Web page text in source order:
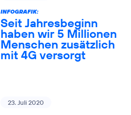
INFOGRAFIK:
Seit Jahresbeginn
haben wir 5 Millionen
Menschen zusätzlich
mit 4G versorgt
23. Juli 2020